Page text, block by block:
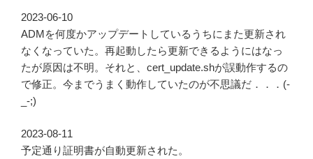
2023-06-10
ADMを何度かアップデートしているうちにまた更新され
なくなっていた。再起動したら更新できるようにはなっ
たが原因は不明。それと、cert_update.shが誤動作するの
で修正。今までうまく動作していたのが不思議だ．．．(-
_-;)
2023-08-11
予定通り証明書が自動更新された。